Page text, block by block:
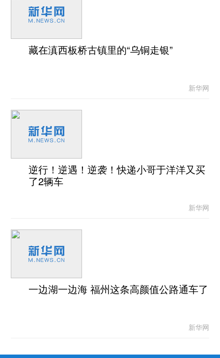
藏在滇西板桥古镇里的“乌铜走银”
新华网
逆行！逆遇！逆袭！快递小哥于洋洋又买
了2辆车
新华网
一边湖一边海 福州这条高颜值公路通车了
新华网